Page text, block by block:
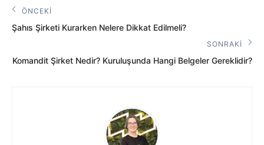
Yazı
gezinmesi
ÖNCEKI
Önceki
Şahıs Şirketi Kurarken Nelere Dikkat Edilmeli?
SONRAKI
Sonraki
Komandit Şirket Nedir? Kuruluşunda Hangi Belgeler Gereklidir?